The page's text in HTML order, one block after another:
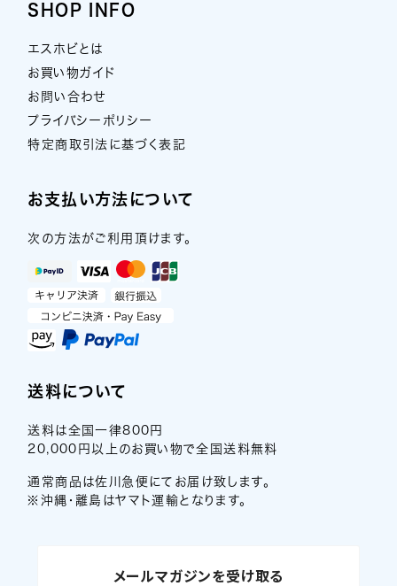
SHOP INFO
エスホビとは
お買い物ガイド
お問い合わせ
プライバシーポリシー
特定商取引法に基づく表記
お支払い方法について
次の方法がご利用頂けます。
送料について
送料は全国一律800円
20,000円以上のお買い物で全国送料無料
通常商品は佐川急便にてお届け致します。
※沖縄・離島はヤマト運輸となります。
メールマガジンを受け取る